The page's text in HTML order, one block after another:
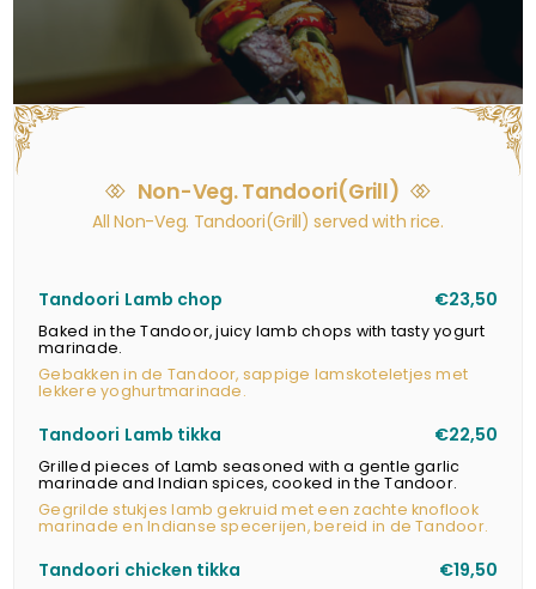
Non-Veg. Tandoori(Grill)
All Non-Veg. Tandoori(Grill) served with rice.
Tandoori Lamb chop €23,50
Baked in the Tandoor, juicy lamb chops with tasty yogurt
marinade.
Gebakken in de Tandoor, sappige lamskoteletjes met
lekkere yoghurtmarinade.
Tandoori Lamb tikka €22,50
Grilled pieces of Lamb seasoned with a gentle garlic
marinade and Indian spices, cooked in the Tandoor.
Gegrilde stukjes lamb gekruid met een zachte knoflook
marinade en Indianse specerijen, bereid in de Tandoor.
Tandoori chicken tikka €19,50